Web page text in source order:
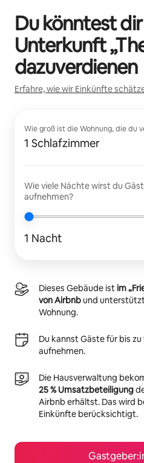
Du könntest
Unterkunft „
dazuverdienen
Erfahre, wie wir Einkünfte
Wie groß ist die Wohnung, die du
1 Schlafzimmer
Wie viele Nächte wirst du
aufnehmen?
1 Nacht
Dieses Gebäude istim
von Airbnbund
Wohnung.
Du kannst Gäste für bis zu
aufnehmen.
Die Hausverwaltung
25 % Umsatzbeteiligung
Airbnb erhältst. Das wird
Einkünfte berücksichtigt.